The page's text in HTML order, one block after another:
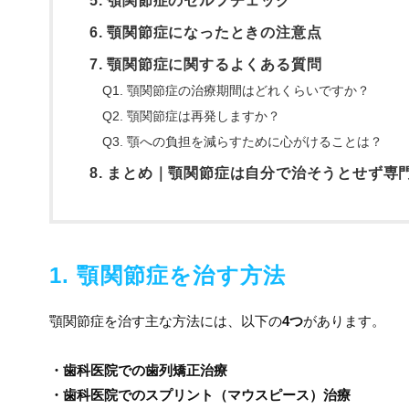
6. 顎関節症になったときの注意点
7. 顎関節症に関するよくある質問
Q1. 顎関節症の治療期間はどれくらいですか？
Q2. 顎関節症は再発しますか？
Q3. 顎への負担を減らすために心がけることは？
8. まとめ｜顎関節症は自分で治そうとせず専
1. 顎関節症を治す方法
顎関節症を治す主な方法には、以下の4つがあります。
・歯科医院での歯列矯正治療
・歯科医院でのスプリント（マウスピース）治療